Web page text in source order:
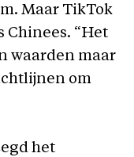
Maar TikTok
Chinees. “Het
waarden maar
om
het